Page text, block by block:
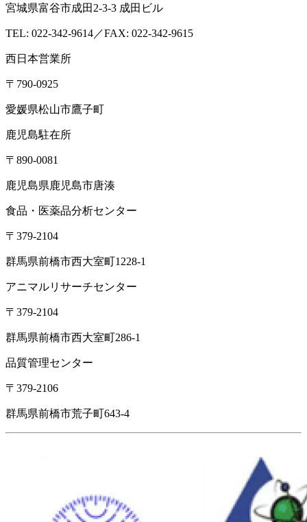
宮城県富谷市成田2-3-3 成田ビル
TEL: 022-342-9614／FAX: 022-342-9615
西日本営業所
〒790-0925
愛媛県松山市鷹子町
鹿児島駐在所
〒890-0081
鹿児島県鹿児島市唐湊
食品・医薬品分析センター
〒379-2104
群馬県前橋市西大室町1228-1
アニマルリサーチセンター
〒379-2104
群馬県前橋市西大室町286-1
品質管理センター
〒379-2106
群馬県前橋市荒子町643-4